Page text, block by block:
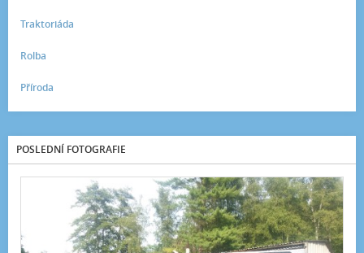
Traktoriáda
Rolba
Příroda
POSLEDNÍ FOTOGRAFIE